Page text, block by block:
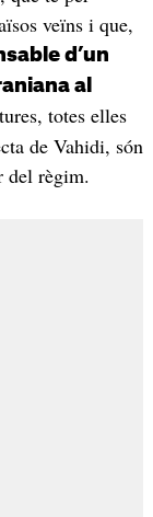
veïns i que,
d’un
al
totes elles
de Vahidi, són
del règim.